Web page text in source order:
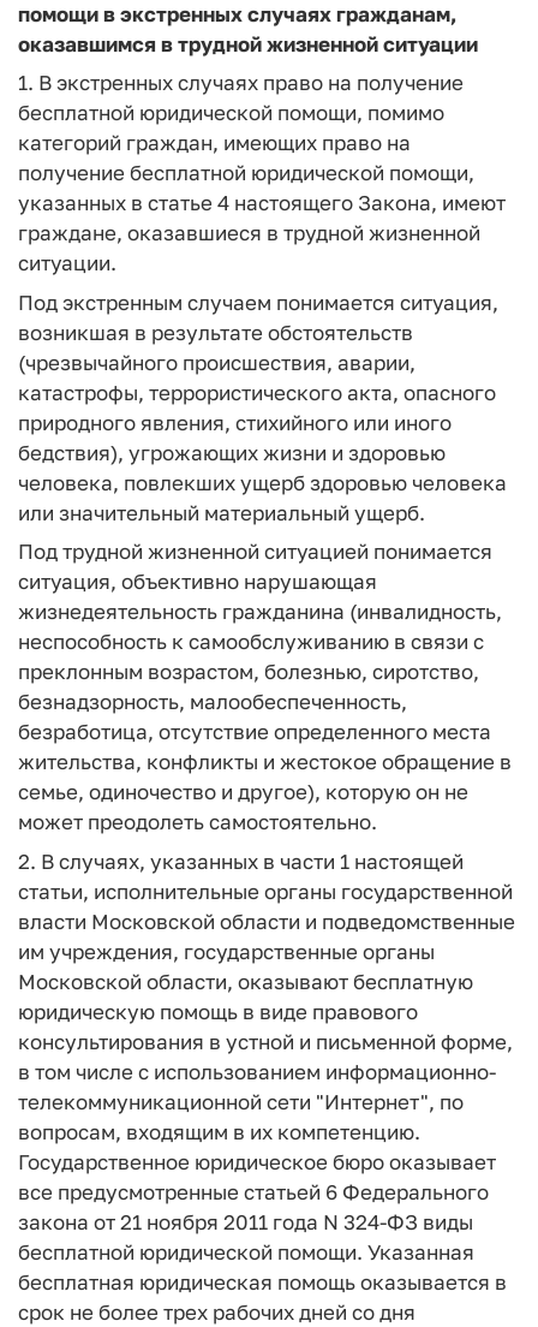
помощи в экстренных случаях гражданам,
оказавшимся в трудной жизненной ситуации
1. В экстренных случаях право на получение
бесплатной юридической помощи, помимо
категорий граждан, имеющих право на
получение бесплатной юридической помощи,
указанных в статье 4 настоящего Закона, имеют
граждане, оказавшиеся в трудной жизненной
ситуации.
Под экстренным случаем понимается ситуация,
возникшая в результате обстоятельств
(чрезвычайного происшествия, аварии,
катастрофы, террористического акта, опасного
природного явления, стихийного или иного
бедствия), угрожающих жизни и здоровью
человека, повлекших ущерб здоровью человека
или значительный материальный ущерб.
Под трудной жизненной ситуацией понимается
ситуация, объективно нарушающая
жизнедеятельность гражданина (инвалидность,
неспособность к самообслуживанию в связи с
преклонным возрастом, болезнью, сиротство,
безнадзорность, малообеспеченность,
безработица, отсутствие определенного места
жительства, конфликты и жестокое обращение в
семье, одиночество и другое), которую он не
может преодолеть самостоятельно.
2. В случаях, указанных в части 1 настоящей
статьи, исполнительные органы государственной
власти Московской области и подведомственные
им учреждения, государственные органы
Московской области, оказывают бесплатную
юридическую помощь в виде правового
консультирования в устной и письменной форме,
в том числе с использованием информационно-
телекоммуникационной сети "Интернет", по
вопросам, входящим в их компетенцию.
Государственное юридическое бюро оказывает
все предусмотренные статьей 6 Федерального
закона от 21 ноября 2011 года N 324-ФЗ виды
бесплатной юридической помощи. Указанная
бесплатная юридическая помощь оказывается в
срок не более трех рабочих дней со дня